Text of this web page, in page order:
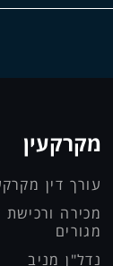
מקרקעין
עורך דין
מכירה ורכישת
מגורים
נדל"ן מניב